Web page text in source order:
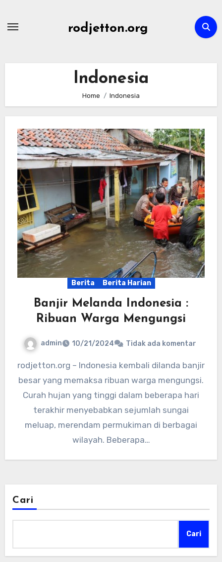
rodjetton.org
Indonesia
Home Indonesia
Berita Berita Harian
Banjir Melanda Indonesia :
Ribuan Warga Mengungsi
admin 10/21/2024 Tidak ada komentar
rodjetton.org – Indonesia kembali dilanda banjir
besar yang memaksa ribuan warga mengungsi.
Curah hujan yang tinggi dalam beberapa hari
terakhir menyebabkan sejumlah sungai
meluap, merendam permukiman di berbagai
wilayah. Beberapa…
Cari
Cari